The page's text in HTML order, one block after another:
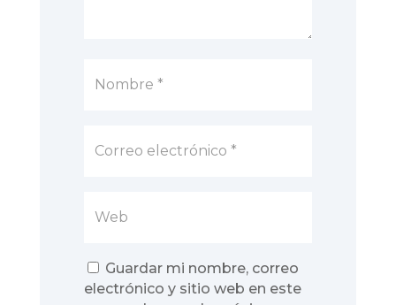
Guardar mi nombre, correo
electrónico y sitio web en este